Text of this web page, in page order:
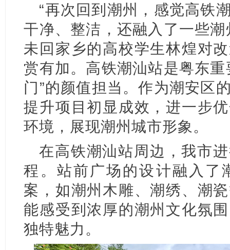
“再次回到潮州，感觉高铁
干净、整洁，还融入了一些
未回家乡的高校学生林煌对
赏有加。高铁潮汕站是粤东
门”的颜值担当。作为潮安区
提升项目初显成效，进一步
环境，展现潮州城市形象。
在高铁潮汕站周边，我市
程。站前广场的设计融入了
案，如潮州木雕、潮绣、潮
能感受到浓厚的潮州文化氛
独特魅力。